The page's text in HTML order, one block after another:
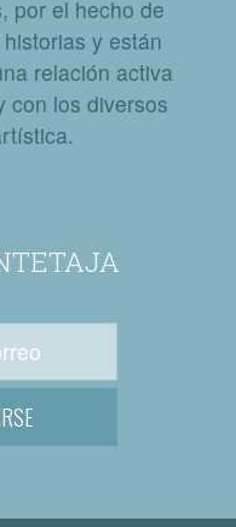
por el hecho de
y están
relación activa
con los diversos